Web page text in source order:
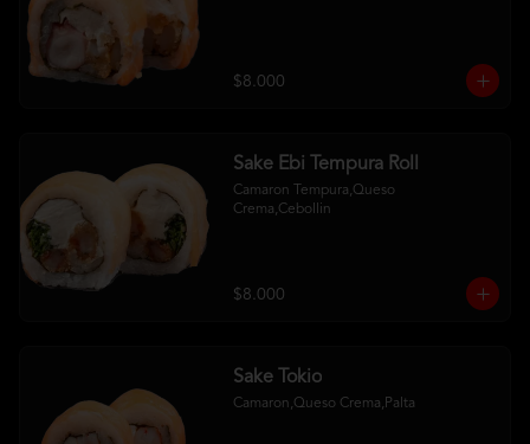
$8.000
Sake Ebi Tempura Roll
Camaron Tempura,Queso
Crema,Cebollin
$8.000
Sake Tokio
Camaron,Queso Crema,Palta